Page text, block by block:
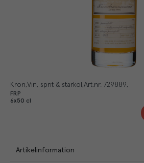
Kron Vin, sprit & starköl Art.nr. 729889
FRP
6x50 cl
Artikelinformation